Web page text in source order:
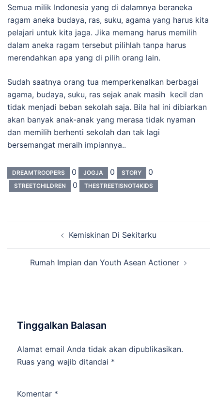
Semua milik Indonesia yang di dalamnya beraneka
ragam aneka budaya, ras, suku, agama yang harus kita
pelajari untuk kita jaga. Jika memang harus memilih
dalam aneka ragam tersebut pilihlah tanpa harus
merendahkan apa yang di pilih orang lain.
Sudah saatnya orang tua memperkenalkan berbagai
agama, budaya, suku, ras sejak anak masih kecil dan
tidak menjadi beban sekolah saja. Bila hal ini dibiarkan
akan banyak anak-anak yang merasa tidak nyaman
dan memilih berhenti sekolah dan tak lagi
bersemangat meraih impiannya..
DREAMTROOPERS 0 JOGJA 0 STORY 0
STREETCHILDREN 0 THESTREETISNOT4KIDS
Kemiskinan Di Sekitarku
Rumah Impian dan Youth Asean Actioner
Tinggalkan Balasan
Alamat email Anda tidak akan dipublikasikan.
Ruas yang wajib ditandai *
Komentar *